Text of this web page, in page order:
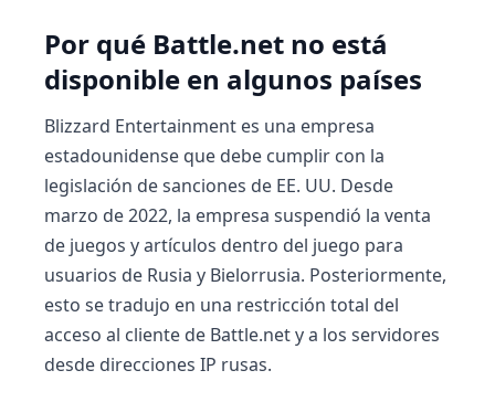
Por qué Battle.net no está
disponible en algunos países
Blizzard Entertainment es una empresa
estadounidense que debe cumplir con la
legislación de sanciones de EE. UU. Desde
marzo de 2022, la empresa suspendió la venta
de juegos y artículos dentro del juego para
usuarios de Rusia y Bielorrusia. Posteriormente,
esto se tradujo en una restricción total del
acceso al cliente de Battle.net y a los servidores
desde direcciones IP rusas.